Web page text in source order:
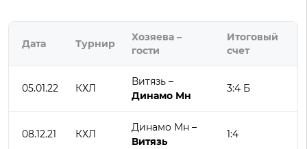
Дата Турнир
Хозяева –
гости
Итоговый
счет
05.01.22 КХЛ
Витязь –
Динамо Мн
3:4 Б
08.12.21 КХЛ
Динамо Мн –
Витязь
1:4